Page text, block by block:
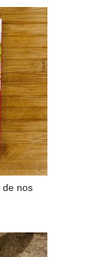
de nos